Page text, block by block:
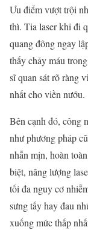
Ưu điểm vượt trội
thì. Tia laser khi đi
quang đông ngay
thấy chảy máu
sĩ quan sát rõ ràng
nhất cho viền nướu.
Bên cạnh đó, công
như phương pháp
nhẵn mịn, hoàn
biệt, năng lượng
tối đa nguy cơ
sưng tấy hay đau
xuống mức thấp